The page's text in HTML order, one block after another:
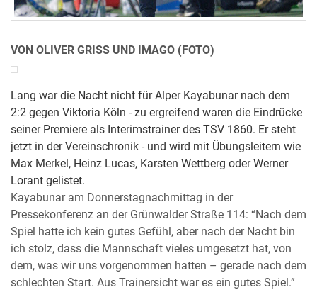
VON OLIVER GRISS UND IMAGO (FOTO)
Lang war die Nacht nicht für Alper Kayabunar nach dem
2:2 gegen Viktoria Köln - zu ergreifend waren die Eindrücke
seiner Premiere als Interimstrainer des TSV 1860. Er steht
jetzt in der Vereinschronik - und wird mit Übungsleitern wie
Max Merkel, Heinz Lucas, Karsten Wettberg oder Werner
Lorant gelistet.
Kayabunar am Donnerstagnachmittag in der
Pressekonferenz an der Grünwalder Straße 114: “Nach dem
Spiel hatte ich kein gutes Gefühl, aber nach der Nacht bin
ich stolz, dass die Mannschaft vieles umgesetzt hat, von
dem, was wir uns vorgenommen hatten – gerade nach dem
schlechten Start. Aus Trainersicht war es ein gutes Spiel.”